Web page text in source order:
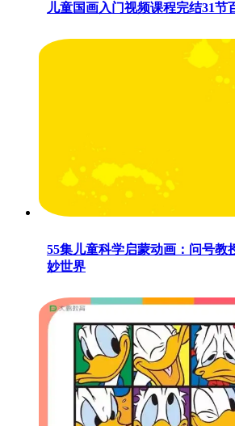
儿童国画入门视频课程完结31节
55集儿童科学启蒙动画：问号教
妙世界